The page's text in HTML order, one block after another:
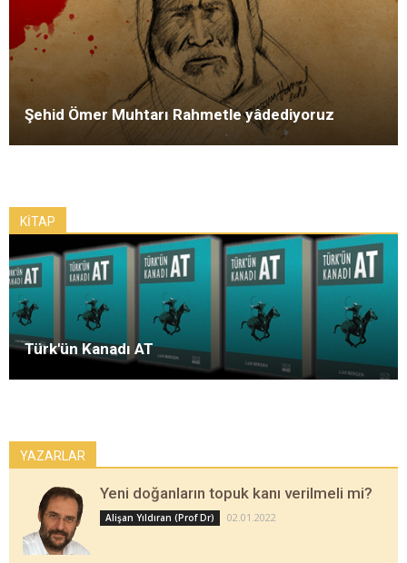
Şehid Ömer Muhtarı Rahmetle yâdediyoruz
KİTAP
Türk'ün Kanadı AT
YAZARLAR
Yeni doğanların topuk kanı verilmeli mi?
Alişan Yıldıran (Prof Dr) 02.01.2022